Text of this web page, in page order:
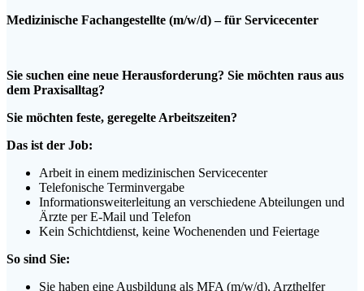
Medizinische Fachangestellte (m/w/d) – für Servicecenter
Sie suchen eine neue Herausforderung? Sie möchten raus aus
dem Praxisalltag?
Sie möchten feste, geregelte Arbeitszeiten?
Das ist der Job:
Arbeit in einem medizinischen Servicecenter
Telefonische Terminvergabe
Informationsweiterleitung an verschiedene Abteilungen und
Ärzte per E-Mail und Telefon
Kein Schichtdienst, keine Wochenenden und Feiertage
So sind Sie:
Sie haben eine Ausbildung als MFA (m/w/d), Arzthelfer